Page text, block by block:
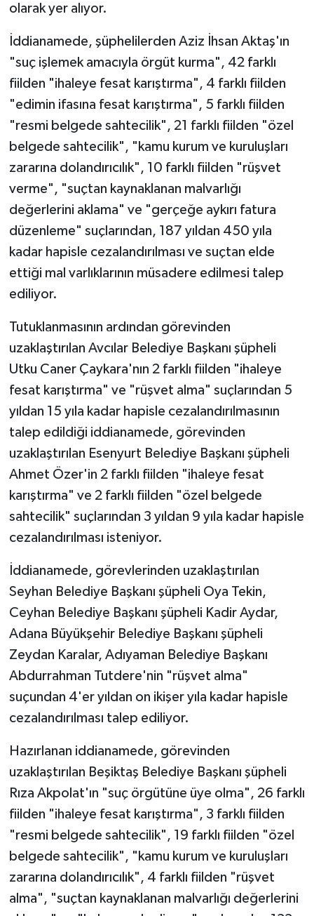
olarak yer alıyor.
İddianamede, şüphelilerden Aziz İhsan Aktaş'ın
"suç işlemek amacıyla örgüt kurma", 42 farklı
fiilden "ihaleye fesat karıştırma", 4 farklı fiilden
"edimin ifasına fesat karıştırma", 5 farklı fiilden
"resmi belgede sahtecilik", 21 farklı fiilden "özel
belgede sahtecilik", "kamu kurum ve kuruluşları
zararına dolandırıcılık", 10 farklı fiilden "rüşvet
verme", "suçtan kaynaklanan malvarlığı
değerlerini aklama" ve "gerçeğe aykırı fatura
düzenleme" suçlarından, 187 yıldan 450 yıla
kadar hapisle cezalandırılması ve suçtan elde
ettiği mal varlıklarının müsadere edilmesi talep
ediliyor.
Tutuklanmasının ardından görevinden
uzaklaştırılan Avcılar Belediye Başkanı şüpheli
Utku Caner Çaykara'nın 2 farklı fiilden "ihaleye
fesat karıştırma" ve "rüşvet alma" suçlarından 5
yıldan 15 yıla kadar hapisle cezalandırılmasının
talep edildiği iddianamede, görevinden
uzaklaştırılan Esenyurt Belediye Başkanı şüpheli
Ahmet Özer'in 2 farklı fiilden "ihaleye fesat
karıştırma" ve 2 farklı fiilden "özel belgede
sahtecilik" suçlarından 3 yıldan 9 yıla kadar hapisle
cezalandırılması isteniyor.
İddianamede, görevlerinden uzaklaştırılan
Seyhan Belediye Başkanı şüpheli Oya Tekin,
Ceyhan Belediye Başkanı şüpheli Kadir Aydar,
Adana Büyükşehir Belediye Başkanı şüpheli
Zeydan Karalar, Adıyaman Belediye Başkanı
Abdurrahman Tutdere'nin "rüşvet alma"
suçundan 4'er yıldan on ikişer yıla kadar hapisle
cezalandırılması talep ediliyor.
Hazırlanan iddianamede, görevinden
uzaklaştırılan Beşiktaş Belediye Başkanı şüpheli
Rıza Akpolat'ın "suç örgütüne üye olma", 26 farklı
fiilden "ihaleye fesat karıştırma", 3 farklı fiilden
"resmi belgede sahtecilik", 19 farklı fiilden "özel
belgede sahtecilik", "kamu kurum ve kuruluşları
zararına dolandırıcılık", 4 farklı fiilden "rüşvet
alma", "suçtan kaynaklanan malvarlığı değerlerini